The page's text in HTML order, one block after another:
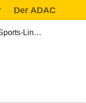
Der ADAC
Lin…